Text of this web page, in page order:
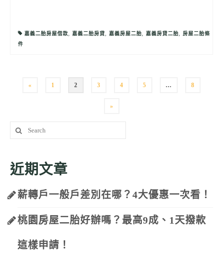
嘉義二胎房屋借款, 嘉義二胎房貸, 嘉義房屋二胎, 嘉義房貸二胎, 房屋二胎條
件
分
頁
« 1 2 3 4 5 ... 8
»
Search
for:
近期文章
薪轉戶一般戶差別在哪？4大優惠一次看！
桃園房屋二胎好辦嗎？最高9成、1天撥款
這樣申請！